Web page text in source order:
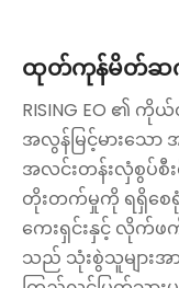
ထုတ်ကုန်မိတ်
RISING EO ၏
အလွန်မြင့်မားသေ
အလင်းတန်းလှံစွပ်စီး
တိုးတက်မှုကို ရရှိစေ
ကေးရှင်းနှင့် လို
သည် သုံးစွဲသူများအ